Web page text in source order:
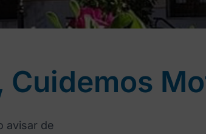
Cuidemos
avisar de